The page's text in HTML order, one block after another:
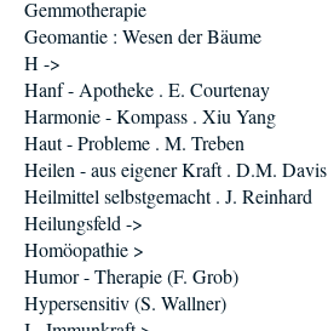
Gemmotherapie
Geomantie : Wesen der Bäume
H ->
Hanf - Apotheke . E. Courtenay
Harmonie - Kompass . Xiu Yang
Haut - Probleme . M. Treben
Heilen - aus eigener Kraft . D.M. Davis
Heilmittel selbstgemacht . J. Reinhard
Heilungsfeld ->
Homöopathie >
Humor - Therapie (F. Grob)
Hypersensitiv (S. Wallner)